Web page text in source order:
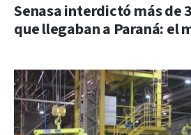
Senasa interdictó más de
que llegaban a Paraná: el